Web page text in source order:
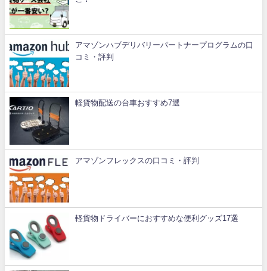
アマゾンハブデリバリーパートナープログラムの口
コミ・評判
軽貨物配送の台車おすすめ7選
アマゾンフレックスの口コミ・評判
軽貨物ドライバーにおすすめな便利グッズ17選